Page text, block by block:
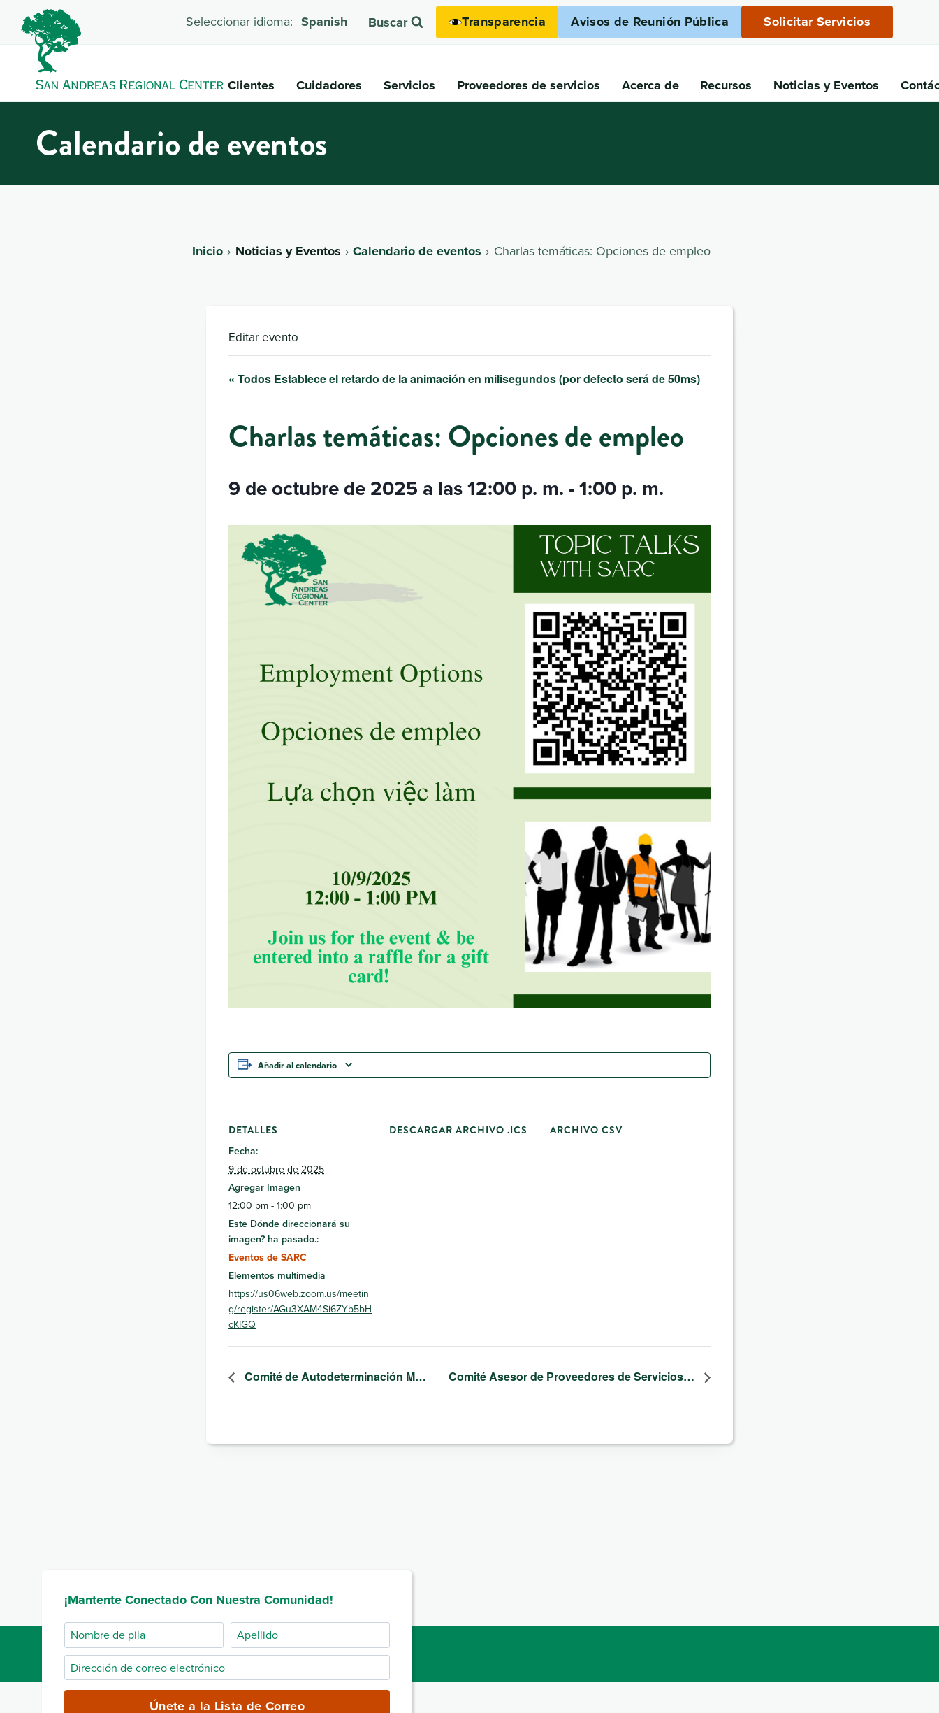
Seleccionar idioma: Spanish Buscar Transparencia Avisos de Reunión Pública Solicitar Servicios
Clientes Cuidadores Servicios Proveedores de servicios Acerca de Recursos Noticias y Eventos
Calendario de eventos
Inicio Noticias y Eventos Calendario de eventos Charlas temáticas: Opciones de empleo
Editar evento
« Todos Establece el retardo de la animación en milisegundos (por defecto será de 50ms)
Charlas temáticas: Opciones de empleo
9 de octubre de 2025 a las 12:00 p. m. -1:00 p. m.
Añadir al calendario
DETALLES
Fecha:
9 de octubre de 2025
Agregar Imagen
12:00 pm - 1:00 pm
Este Dónde direccionará su
imagen? ha pasado.:
Eventos de SARC
Elementos multimedia
https://us06web.zoom.us/meetin
g/register/AGu3XAM4Si6ZYb5bH
cKIGQ
DESCARGAR ARCHIVO .ICS ARCHIVO CSV
Comité de Autodeterminación M… Comité Asesor de Proveedores de Servicios…
¡Mantente Conectado Con Nuestra Comunidad!
Nombre
de
pila
Apellido
Dirección
de
Únete a la Lista de Correo